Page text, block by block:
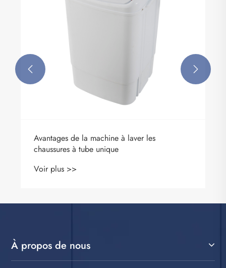
Avantages de la machine à laver les
chaussures à tube unique
Voir plus >>
 
À propos de nous